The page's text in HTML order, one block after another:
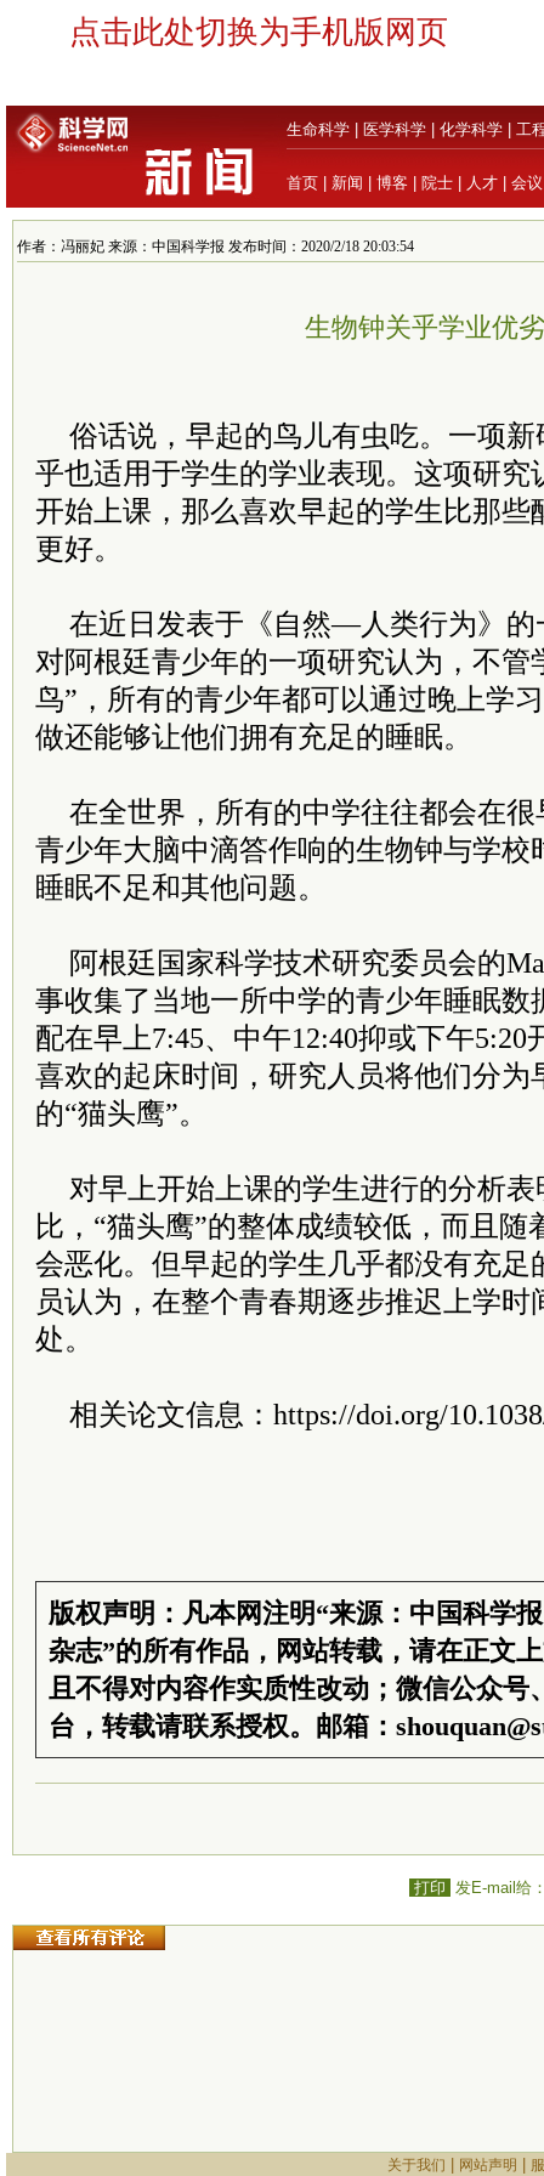
点击此处切换为手机版网页
生命科学 医学科学 化学科学 工
首页 新闻 博客 院士 人才 会议
作者：冯丽妃 来源：中国科学报 发布时间：2020/2/18 20:03:54
生物钟关乎学业优劣
俗话说，早起的鸟儿有虫吃。一项
乎也适用于学生的学业表现。这项研究
开始上课，那么喜欢早起的学生比那些
更好。
在近日发表于《自然—人类行为》的
对阿根廷青少年的一项研究认为，不管
鸟”，所有的青少年都可以通过晚上学
做还能够让他们拥有充足的睡眠。
在全世界，所有的中学往往都会在
青少年大脑中滴答作响的生物钟与学校
睡眠不足和其他问题。
阿根廷国家科学技术研究委员会的
事收集了当地一所中学的青少年睡眠数
配在早上7:45、中午12:40抑或下午
喜欢的起床时间，研究人员将他们分为
的“猫头鹰”。
对早上开始上课的学生进行的分析表
比，“猫头鹰”的整体成绩较低，而且随
会恶化。但早起的学生几乎都没有充足
员认为，在整个青春期逐步推迟上学时
处。
相关论文信息： https://doi.org/
版权声明：凡本网注明“来源：中国科学
杂志”的所有作品，网站转载，请在正文
且不得对内容作实质性改动；微信公众号
台，转载请联系授权。邮箱：
打印 发E-mail给
关于我们 网站声明